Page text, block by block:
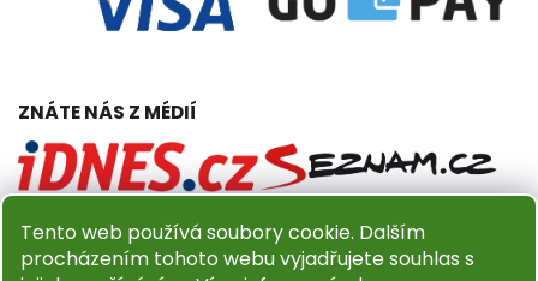
Tento web používá soubory cookie. Dalším
procházením tohoto webu vyjadřujete souhlas s
ZNÁTE NÁS Z MÉDIÍ